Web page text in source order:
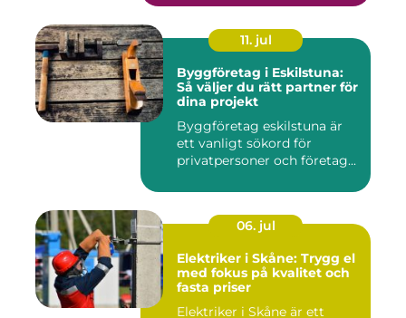
11. jul
Byggföretag i Eskilstuna:
Så väljer du rätt partner för
dina projekt
Byggföretag eskilstuna är
ett vanligt sökord för
privatpersoner och företag...
06. jul
Elektriker i Skåne: Trygg el
med fokus på kvalitet och
fasta priser
Elektriker i Skåne är ett